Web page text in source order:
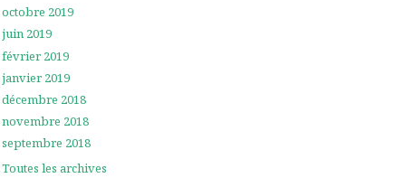
octobre 2019
juin 2019
février 2019
janvier 2019
décembre 2018
novembre 2018
septembre 2018
Toutes les archives